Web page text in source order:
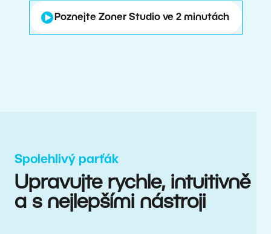
Poznejte Zoner Studio ve 2 minutách
Spolehlivý parťák
Upravujte rychle, intuitivně
a s nejlepšími nástroji